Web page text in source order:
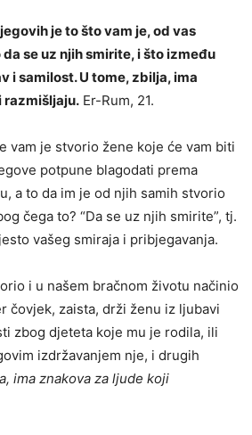
je to što vam je, od vas
se uz njih smirite, i što između
i samilost. U tome, zbilja, ima
razmišljaju. Er-Rum, 21.
vam je stvorio žene koje će vam biti
potpune blagodati prema
a to da im je od njih samih stvorio
čega to? “Da se uz njih smirite”, tj.
vašeg smiraja i pribjegavanja.
i u našem bračnom životu načinio
čovjek, zaista, drži ženu iz ljubavi
zbog djeteta koje mu je rodila, ili
izdržavanjem nje, i drugih
ima znakova za ljude koji